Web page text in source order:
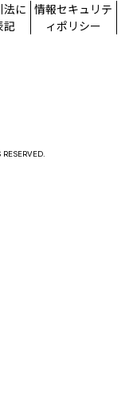
法に
記
情報セキュリテ
ィポリシー